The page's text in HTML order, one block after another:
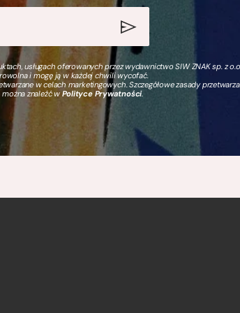
usługach oferowanych przez wydawnictwo SIW ZNAK sp. z
i mogę ją w każdej chwili wycofać.
w celach marketingowych. Szczegółowe zasady
znaleźć wPolityce Prywatności.